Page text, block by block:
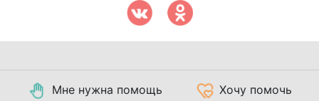
Мне нужна помощь Хочу помочь